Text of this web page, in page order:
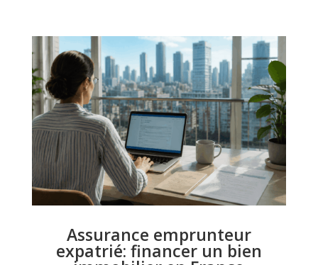
Assurance emprunteur
expatrié: financer un bien